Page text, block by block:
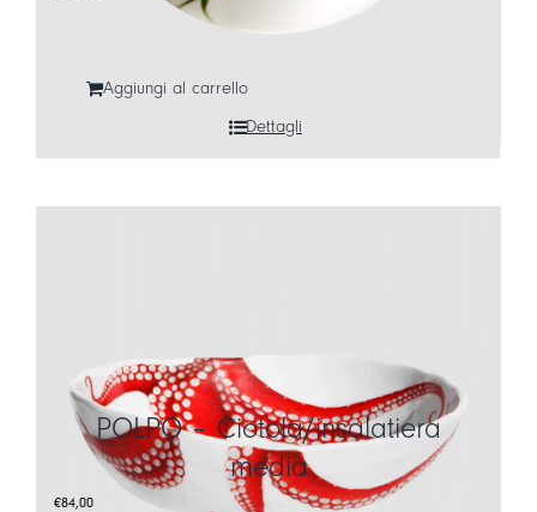
Aggiungi al carrello
Dettagli
POLPO – Ciotola/insalatiera
media
€84,00